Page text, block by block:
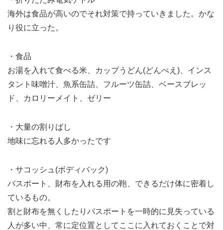
海外は食品が高いのでそれ対策で持っていきました。かな
り役に立った。
・食品
お湯を入れて食べる米、カップうどん(どんべえ)、インス
タント味噌汁、魚系缶詰、フルーツ缶詰、ベースブレッ
ド、カロリーメイト、ゼリー
・大量の割りばし
地味に忘れる人多かったです
・サコッシュ(ボディバック)
パスポート、財布を入れる用の鞄、できるだけ体に密着し
ているもの。
割と財布を無くしたりパスポートを一時的に見失っている
人が多い中、常に定位置としてここに入れておくことで対